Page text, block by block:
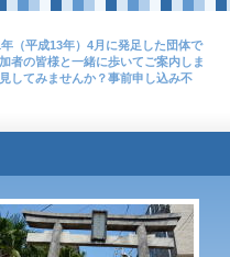
（平成13年）4月に発足した団体で
者の皆様と一緒に歩いてご案内しま
してみませんか？事前申し込み不